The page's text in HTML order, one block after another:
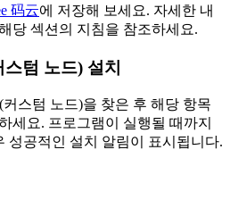
码云에 저장해 보세요. 자세한 내
당 섹션의 지침을 참조하세요.
텀 노드) 설치
스텀 노드)을 찾은 후 해당 항목
세요. 프로그램이 실행될 때까지
성공적인 설치 알림이 표시됩니다.